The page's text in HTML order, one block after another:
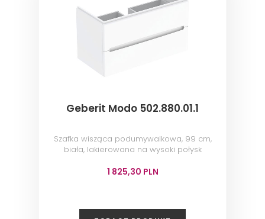
Geberit Modo 502.880.01.1
Szafka wisząca podumywalkowa, 99 cm,
biała, lakierowana na wysoki połysk
1 825,30 PLN